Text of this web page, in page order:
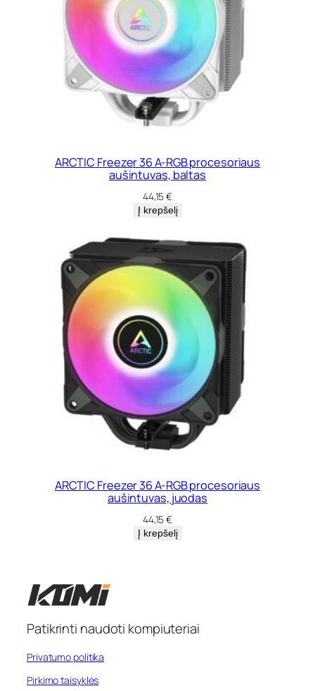
ARCTIC Freezer 36 A-RGB procesoriaus
aušintuvas, baltas
44,15€
Į krepšelį
ARCTIC Freezer 36 A-RGB procesoriaus
aušintuvas, juodas
44,15€
Į krepšelį
Patikrinti naudoti kompiuteriai
Privatumo politika
Pirkimo taisyklės